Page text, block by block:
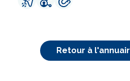
Retour à